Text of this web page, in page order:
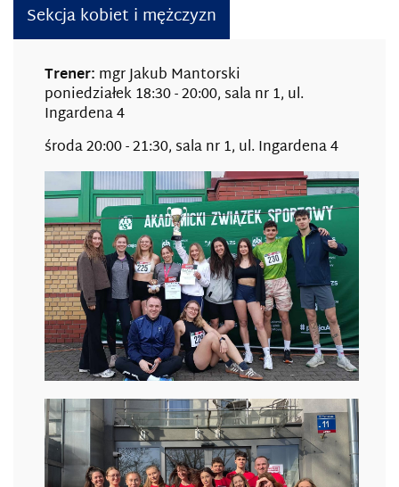
Sekcja kobiet i mężczyzn
Trener: mgr Jakub Mantorski
poniedziałek 18:30 - 20:00, sala nr 1, ul.
Ingardena 4
środa 20:00 - 21:30, sala nr 1, ul. Ingardena 4